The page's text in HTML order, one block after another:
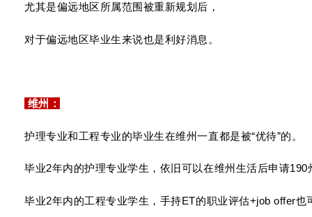
尤其是偏远地区所属范围被重新规划后，
对于偏远地区毕业生来说也是利好消息 。
维州：
护理专业和工程专业的毕业生在维州一直都是被“优待”的。
毕业2年内的护理专业学生，依旧可以在维州生活后申请190
毕业2年内的工程专业学生，手持ET的职业评估+job offer也